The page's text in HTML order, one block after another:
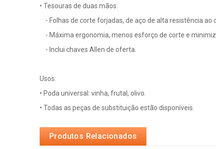
• Tesouras de duas mãos:
- Folhas de corte forjadas, de aço de alta resistência ao
- Máxima ergonomia, menos esforço de corte e
- Inclui chaves Allen de oferta.
Usos:
• Poda universal: vinha, frutal, olivo.
• Todas as peças de substituição estão disponíveis.
Produtos Relacionados